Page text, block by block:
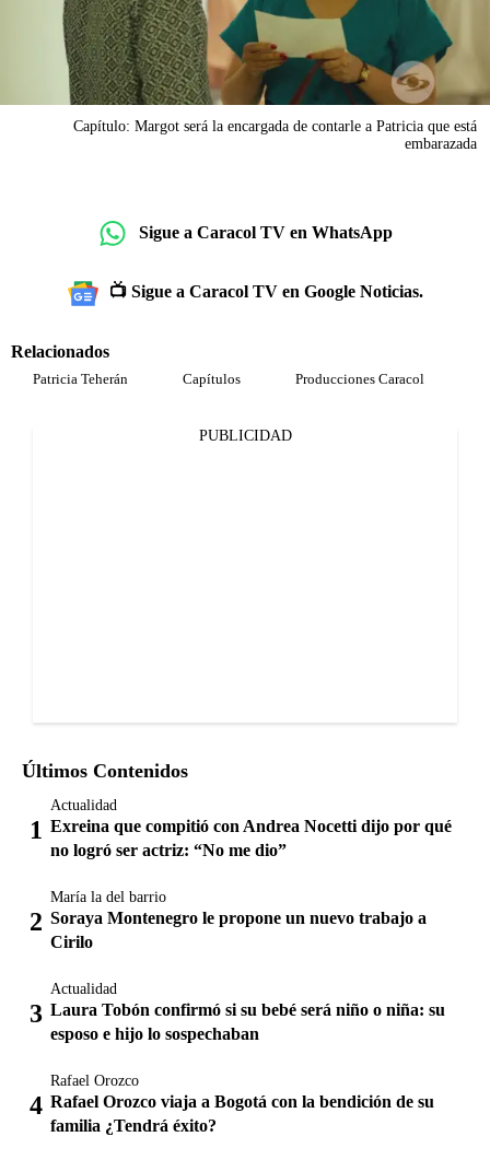
Capítulo: Margot será la encargada de contarle a Patricia que está
embarazada
Sigue a Caracol TV en WhatsApp
📺 Sigue a Caracol TV en Google Noticias.
Relacionados
Patricia Teherán Capítulos Producciones Caracol
PUBLICIDAD
Últimos Contenidos
Actualidad
Exreina que compitió con Andrea Nocetti dijo por qué
no logró ser actriz: “No me dio”
María la del barrio
Soraya Montenegro le propone un nuevo trabajo a
Cirilo
Actualidad
Laura Tobón confirmó si su bebé será niño o niña: su
esposo e hijo lo sospechaban
Rafael Orozco
Rafael Orozco viaja a Bogotá con la bendición de su
familia ¿Tendrá éxito?